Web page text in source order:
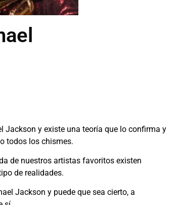
Jackson y existe una teoría que lo confirma y
todos los chismes.
de nuestros artistas favoritos existen
de realidades.
Jackson y puede que sea cierto, a